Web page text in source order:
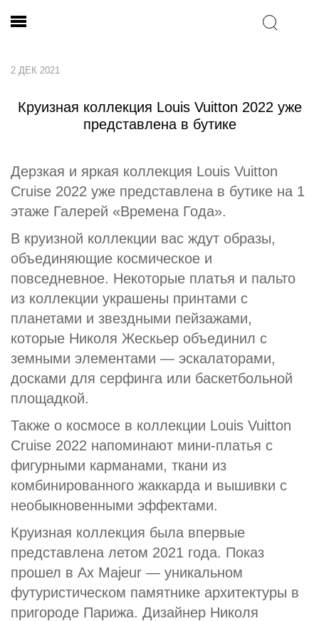
2 ДЕК 2021
Круизная коллекция Louis Vuitton 2022 уже
представлена в бутике
Дерзкая и яркая коллекция Louis Vuitton
Cruise 2022 уже представлена в бутике на 1
этаже Галерей «Времена Года».
В круизной коллекции вас ждут образы,
объединяющие космическое и
повседневное. Некоторые платья и пальто
из коллекции украшены принтами с
планетами и звездными пейзажами,
которые Николя Жескьер объединил с
земными элементами — эскалаторами,
досками для серфинга или баскетбольной
площадкой.
Также о космосе в коллекции Louis Vuitton
Cruise 2022 напоминают мини-платья с
фигурными карманами, ткани из
комбинированного жаккарда и вышивки с
необыкновенными эффектами.
Круизная коллекция была впервые
представлена летом 2021 года. Показ
прошел в Ax Majeur — уникальном
футуристическом памятнике архитектуры в
пригороде Парижа. Дизайнер Николя